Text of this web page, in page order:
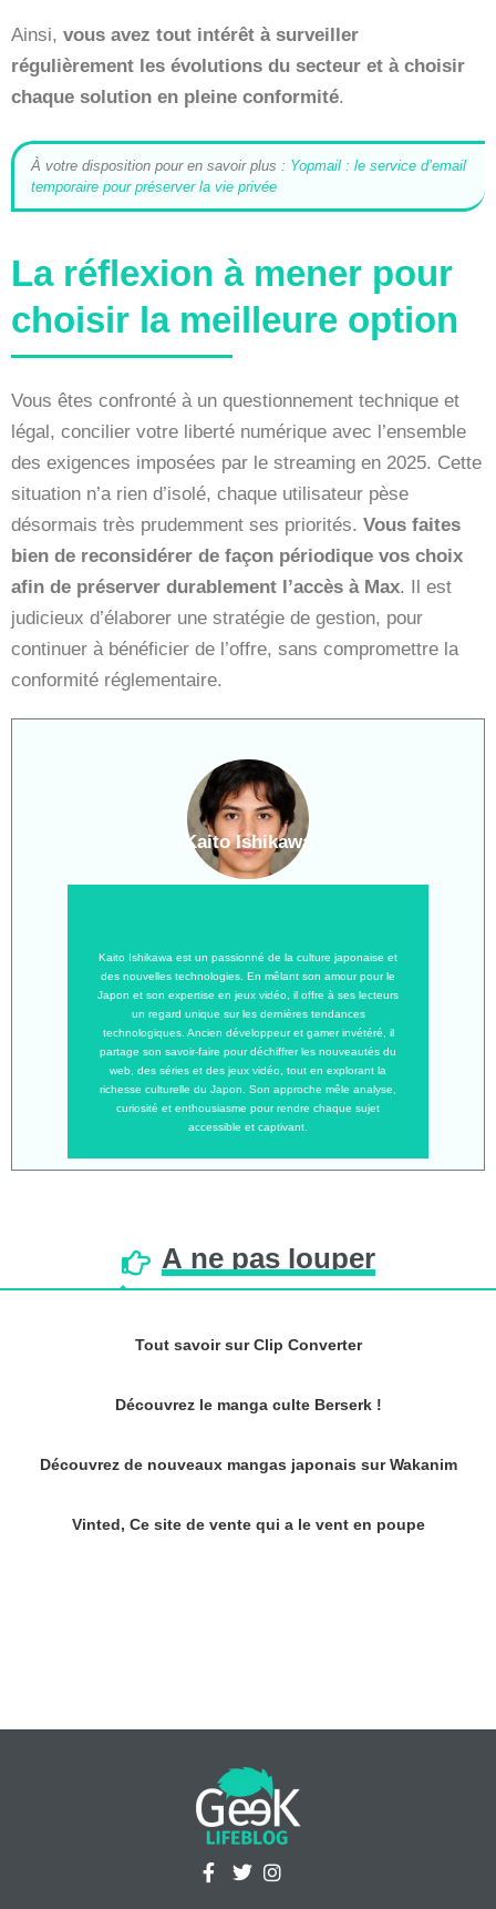
Ainsi, vous avez tout intérêt à surveiller
régulièrement les évolutions du secteur et à choisir
chaque solution en pleine conformité.
À votre disposition pour en savoir plus : Yopmail : le service d’email
temporaire pour préserver la vie privée
La réflexion à mener pour
choisir la meilleure option
Vous êtes confronté à un questionnement technique et
légal, concilier votre liberté numérique avec l’ensemble
des exigences imposées par le streaming en 2025. Cette
situation n’a rien d’isolé, chaque utilisateur pèse
désormais très prudemment ses priorités. Vous faites
bien de reconsidérer de façon périodique vos choix
afin de préserver durablement l’accès à Max. Il est
judicieux d’élaborer une stratégie de gestion, pour
continuer à bénéficier de l’offre, sans compromettre la
conformité réglementaire.
Kaito Ishikawa est un passionné de la culture japonaise et
des nouvelles technologies. En mêlant son amour pour le
Japon et son expertise en jeux vidéo, il offre à ses lecteurs
un regard unique sur les dernières tendances
technologiques. Ancien développeur et gamer invétéré, il
partage son savoir-faire pour déchiffrer les nouveautés du
web, des séries et des jeux vidéo, tout en explorant la
richesse culturelle du Japon. Son approche mêle analyse,
curiosité et enthousiasme pour rendre chaque sujet
accessible et captivant.
Kaito Ishikawa
À ne pas louper
Tout savoir sur Clip Converter
Découvrez le manga culte Berserk !
Découvrez de nouveaux mangas japonais sur Wakanim
Vinted, Ce site de vente qui a le vent en poupe